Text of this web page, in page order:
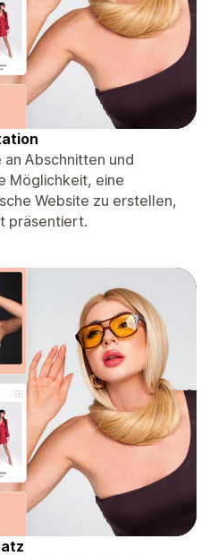
Abschnitten und
Möglichkeit, eine
Website zu erstellen,
präsentiert.